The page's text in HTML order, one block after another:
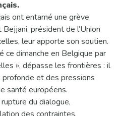
ont entamé une grève
président de l’Union
leur apporte son soutien.
ce dimanche en Belgique par
», dépasse les frontières : il
et des pressions
santé européens.
du dialogue,